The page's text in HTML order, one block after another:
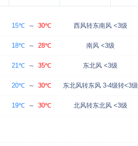
15℃ ～ 30℃ 西风转东南风 <3级
18℃ ～ 28℃ 南风 <3级
21℃ ～ 35℃ 东北风 <3级
20℃ ～ 30℃ 东北风转东风 3-4级转<3级
19℃ ～ 30℃ 北风转东北风 <3级